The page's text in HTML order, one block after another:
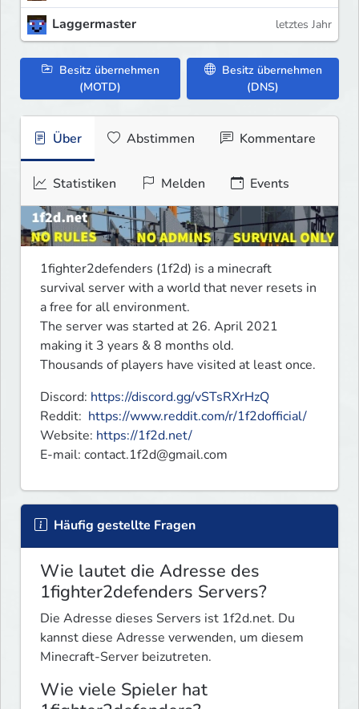
Laggermaster letztes Jahr
Besitz übernehmen
(MOTD)
Besitz übernehmen
(DNS)
Über Abstimmen Kommentare
Statistiken Melden Events
1fighter2defenders (1f2d) is a minecraft
survival server with a world that never resets in
a free for all environment.
The server was started at 26. April 2021
making it 3 years & 8 months old.
Thousands of players have visited at least once.
Discord: https://discord.gg/vSTsRXrHzQ
Reddit: https://www.reddit.com/r/1f2dofficial/
Website: https://1f2d.net/
E-mail: contact.1f2d@gmail.com
Häufig gestellte Fragen
Wie lautet die Adresse des
1fighter2defenders Servers?
Die Adresse dieses Servers ist 1f2d.net. Du
kannst diese Adresse verwenden, um diesem
Minecraft-Server beizutreten.
Wie viele Spieler hat